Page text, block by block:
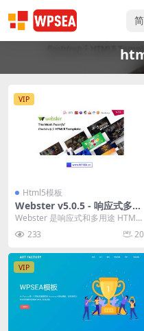
选
VIP
Html5模板
Webster v5.0.5 - 响应式多用
途 HTML5 模板
Webster 是响应式和多用途 HTML
5 模板之一，它包含70 多个主页布
局...233 20
VIP